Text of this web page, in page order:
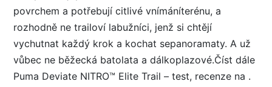
povrchem a potřebují citlivé vnímáníterénu, a
rozhodně ne trailoví labužníci, jenž si chtějí
vychutnat každý krok a kochat sepanoramaty. A už
vůbec ne běžecká batolata a dálkoplazové.Číst dále
Puma Deviate NITRO™ Elite Trail – test, recenze na .